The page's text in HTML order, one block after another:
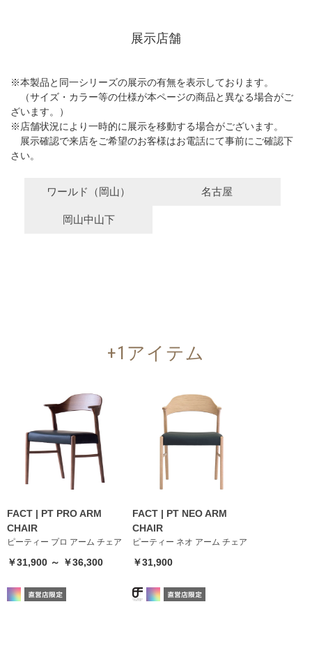
展示店舗
※本製品と同一シリーズの展示の有無を表示しております。
（サイズ・カラー等の仕様が本ページの商品と異なる場合がご
ざいます。）
※店舗状況により一時的に展示を移動する場合がございます。
展示確認で来店をご希望のお客様はお電話にて事前にご確認下
さい。
ワールド（岡山） 名古屋
岡山中山下
+1アイテム
FACT | PT PRO ARM
CHAIR
ピーティー プロ アーム チェア
￥31,900 ～ ￥36,300
FACT | PT NEO ARM
CHAIR
ピーティー ネオ アーム チェア
￥31,900